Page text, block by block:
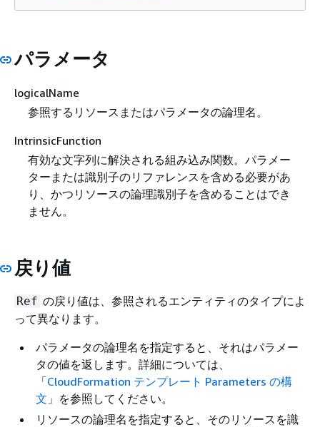
パラメータ
logicalName
参照するリソースまたはパラメータの論理名。
IntrinsicFunction
有効な文字列に解決される組み込み関数。パラメー
ターまたは識別子のリファレンスを含める必要があ
り、かつリソースの論理識別子を含めることはでき
ません。
戻り値
Ref の戻り値は、参照されるエンティティのタイプによ
って異なります。
パラメータの論理名を指定すると、それはパラメー
タの値を返します。詳細については、
「CloudFormation テンプレート Parameters の構
文 」を参照してください。
リソースの論理名を指定すると、そのリソースを識